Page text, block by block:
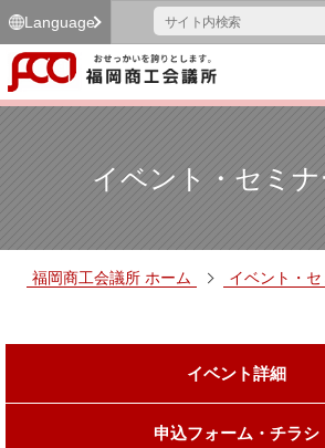
Language
イベント・セミナ
福岡商工会議所 ホーム イベント・
イベント詳細
申込フォーム・チラシ